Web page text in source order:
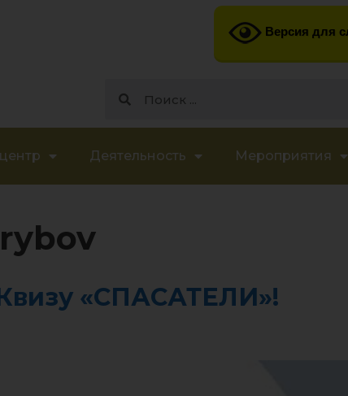
Версия для
Деятельность Мероприятия
«СПАСАТЕЛИ»!